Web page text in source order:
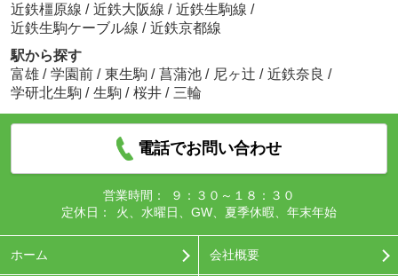
近鉄橿原線 / 近鉄大阪線 / 近鉄生駒線 /
近鉄生駒ケーブル線 / 近鉄京都線
駅から探す
富雄 / 学園前 / 東生駒 / 菖蒲池 / 尼ヶ辻 / 近鉄奈良 /
学研北生駒 / 生駒 / 桜井 / 三輪
電話でお問い合わせ
営業時間：
９：３０～１８：３０
定休日：
火、水曜日、GW、夏季休暇、年末年始
ホーム 会社概要